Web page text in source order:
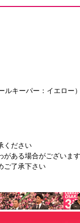
ルキーパー：イエロー
ください
がある場合がございます
ご了承下さい